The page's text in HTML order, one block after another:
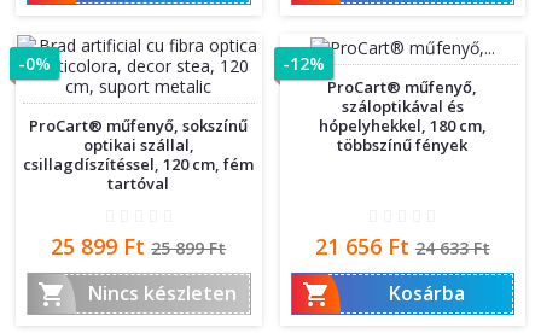
ProCart® műfenyő, sokszínű
optikai szállal,
csillagdíszítéssel, 120 cm, fém
tartóval
Ár
25 899 Ft Normál
ár
25 899 Ft
 Nincs készleten
-0%
ProCart® műfenyő,
száloptikával és
hópelyhekkel, 180 cm,
többszínű fények
Ár
21 656 Ft Normál
ár
24 633 Ft
 Kosárba
-12%